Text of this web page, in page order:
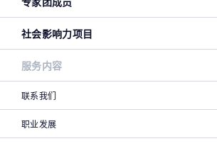
社会影响力项目
服务内容
联系我们
职业发展